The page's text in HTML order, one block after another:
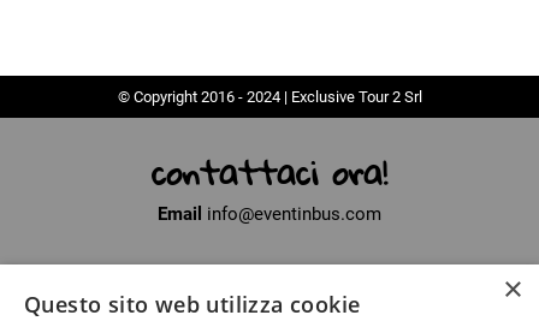
© Copyright 2016 - 2024 | Exclusive Tour 2 Srl
contattaci ora!
Email info@eventinbus.com
Partita Iva01371040450
×
Questo sito web utilizza cookie